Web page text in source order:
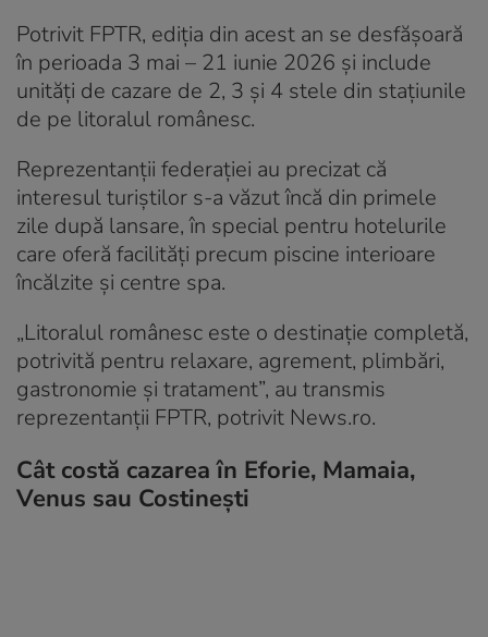
Potrivit FPTR, ediţia din acest an se desfăşoară
în perioada 3 mai – 21 iunie 2026 şi include
unităţi de cazare de 2, 3 şi 4 stele din staţiunile
de pe litoralul românesc.
Reprezentanţii federaţiei au precizat că
interesul turiştilor s-a văzut încă din primele
zile după lansare, în special pentru hotelurile
care oferă facilităţi precum piscine interioare
încălzite şi centre spa.
„Litoralul românesc este o destinaţie completă,
potrivită pentru relaxare, agrement, plimbări,
gastronomie şi tratament”, au transmis
reprezentanţii FPTR, potrivit News.ro.
Cât costă cazarea în Eforie, Mamaia,
Venus sau Costinești